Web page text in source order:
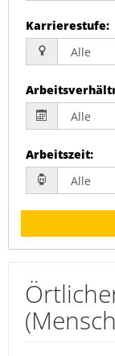
Karrierestufe:
Arbeitszeit: